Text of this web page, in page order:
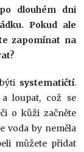
dlouhém dni
Pokud ale
zapomínat na
systematičtí.
loupat, což se
o kůži začněte
voda by neměla
můžete přidat